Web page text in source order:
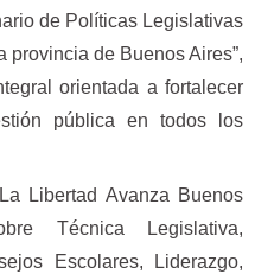
de Políticas Legislativas
provincia de Buenos Aires”,
orientada a fortalecer
pública en todos los
Libertad Avanza Buenos
Técnica Legislativa,
Escolares, Liderazgo,